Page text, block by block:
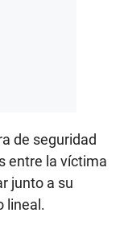
de seguridad
entre la víctima
junto a su
lineal.